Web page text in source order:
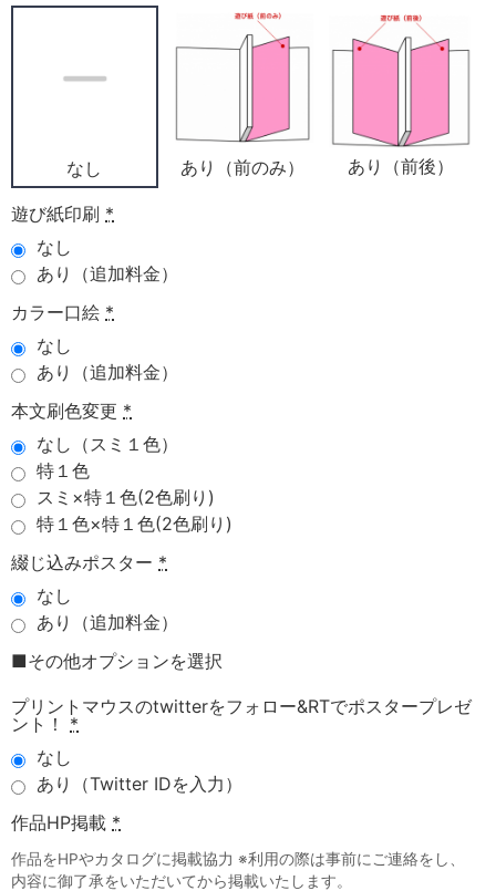
なし あり（前のみ） あり（前後）
遊び紙印刷 *
なし
あり（追加料金）
カラー口絵 *
なし
あり（追加料金）
本文刷色変更 *
なし（スミ１色）
特１色
スミ×特１色(2色刷り)
特１色×特１色(2色刷り)
綴じ込みポスター *
なし
あり（追加料金）
■その他オプションを選択
プリントマウスのtwitterをフォロー&RTでポスタープレゼ
ント！
*
なし
あり（Twitter IDを入力）
作品HP掲載 *
作品をHPやカタログに掲載協力 ※利用の際は事前にご連絡をし、
内容に御了承をいただいてから掲載いたします。